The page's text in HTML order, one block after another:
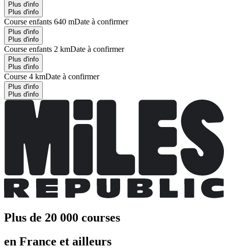
Plus d'info
Plus d'info
Course enfants 640 mDate à confirmer
Plus d'info
Plus d'info
Course enfants 2 kmDate à confirmer
Plus d'info
Plus d'info
Course 4 kmDate à confirmer
Plus d'info
Plus d'info
Plus de 20 000 courses
en France et ailleurs